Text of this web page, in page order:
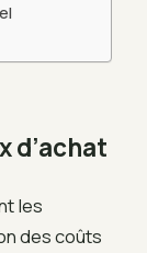
d’achat
les
des coûts